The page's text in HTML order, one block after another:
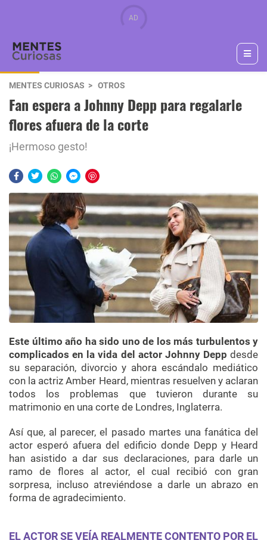
MENTES CURIOSAS OTROS
Fan espera a Johnny Depp para regalarle
flores afuera de la corte
¡Hermoso gesto!
Este último año ha sido uno de los más turbulentos y
complicados en la vida del actor Johnny Depp desde
su separación, divorcio y ahora escándalo mediático
con la actriz Amber Heard, mientras resuelven y aclaran
todos los problemas que tuvieron durante su
matrimonio en una corte de Londres, Inglaterra.
Así que, al parecer, el pasado martes una fanática del
actor esperó afuera del edificio donde Depp y Heard
han asistido a dar sus declaraciones, para darle un
ramo de flores al actor, el cual recibió con gran
sorpresa, incluso atreviéndose a darle un abrazo en
forma de agradecimiento.
EL ACTOR SE VEÍA REALMENTE CONTENTO POR EL